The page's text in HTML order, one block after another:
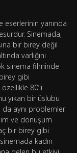
eserlerinin yanında
Sinemada,
bir birey değil
varlığını
sinema filminde
gibi
80’li
yıkan bir üslubu
aynı problemler
ve dönüşüm
bir birey gibi
kadın